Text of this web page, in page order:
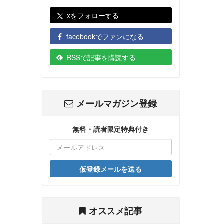
xをフォローする
facebookでファンになる
RSSで記事を購読する
メールマガジン登録
無料・読者限定特典付き
仮登録メールを送る
オススメ記事